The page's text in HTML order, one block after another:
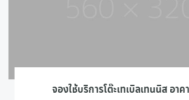
จองใช้บริการโต๊ะเทเบิลเทนนิส อา